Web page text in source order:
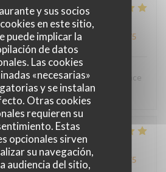
y sus socios
en este sitio,
puede implicar la
de datos
Las cookies
«necesarias»
y se instalan
Otras cookies
requieren su
Estas
opcionales sirven
su navegación,
audiencia del sitio,
3
: 5/5 Menú:5/5 Calidad / Precio /5
excellente, service discret, efficace
!
2
Menú : /5 Calidad / Precio /5